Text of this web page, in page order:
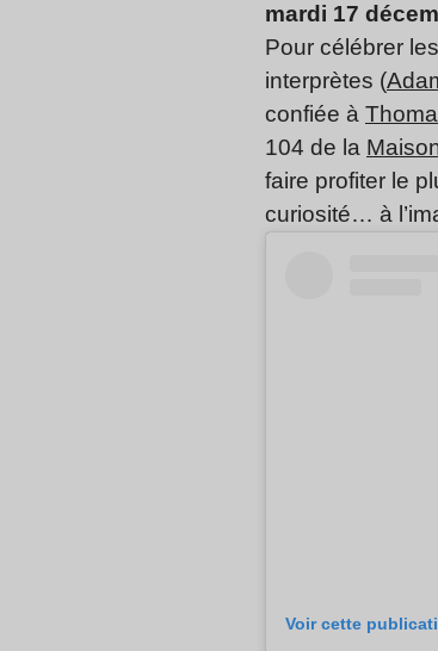
mardi 17
Pour célébrer
interprètes (
confiée à
104 de la
faire profiter le
curiosité… à
Voir cette